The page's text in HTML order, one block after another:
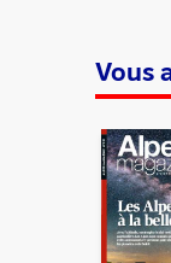
En partageant
Dékuple),
votre demande
Vous certifiez
Votre adresse
pour cet envoi
notre rubrique "
Vous